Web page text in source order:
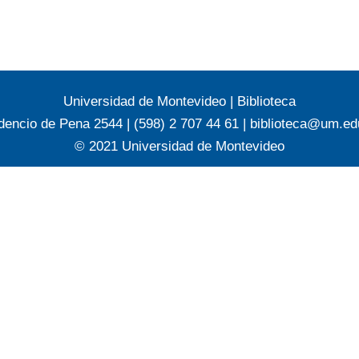
Universidad de Montevideo | Biblioteca
de Pena 2544 | (598) 2 707 44 61 |
© 2021 Universidad de Montevideo